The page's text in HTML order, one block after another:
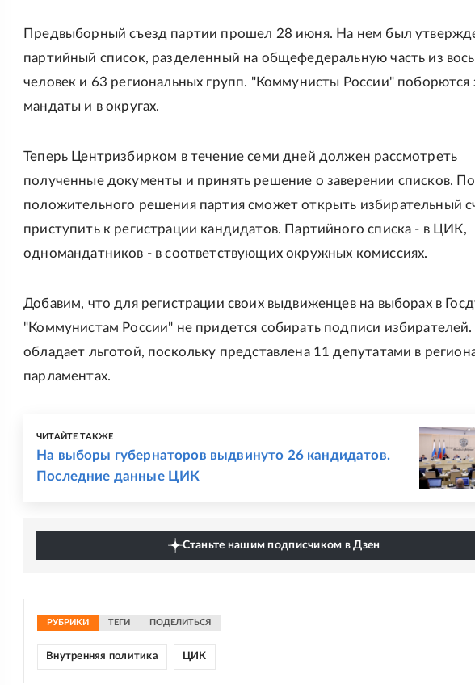
Предвыборный съезд партии прошел 28 июня. На нем был
партийный список, разделенный на общефедеральную часть из
человек и 63 региональных групп. "Коммунисты России" поборются
мандаты и в округах.
Теперь Центризбирком в течение семи дней должен рассмотреть
полученные документы и принять решение о заверении списков.
положительного решения партия сможет открыть избирательный
приступить к регистрации кандидатов. Партийного списка - в ЦИК,
одномандатников - в соответствующих окружных комиссиях.
Добавим, что для регистрации своих выдвиженцев на выборах в
"Коммунистам России" не придется собирать подписи
обладает льготой, поскольку представлена 11 депутатами в
парламентах.
ЧИТАЙТЕ ТАКЖЕ
На выборы губернаторов выдвинуто 26 кандидатов.
Последние данные ЦИК
Станьте нашим подписчиком в Дзен
РУБРИКИ ТЕГИ ПОДЕЛИТЬСЯ
Внутренняя политика ЦИК